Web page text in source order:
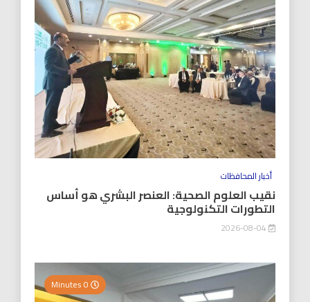
أخبار المحافظات
نقيب العلوم الصحية: العنصر البشري هو أساس
التطورات التكنولوجية